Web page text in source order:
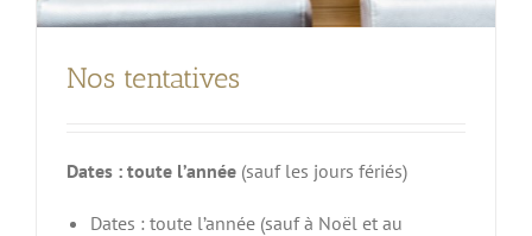
Nos tentatives
Dates : toute l’année (sauf les jours fériés)
Dates : toute l’année (sauf à Noël et au